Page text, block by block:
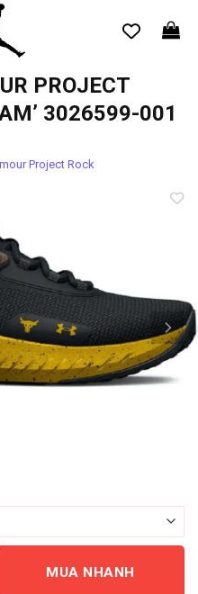
PROJECT
3026599-001
Project Rock
MUA NHANH